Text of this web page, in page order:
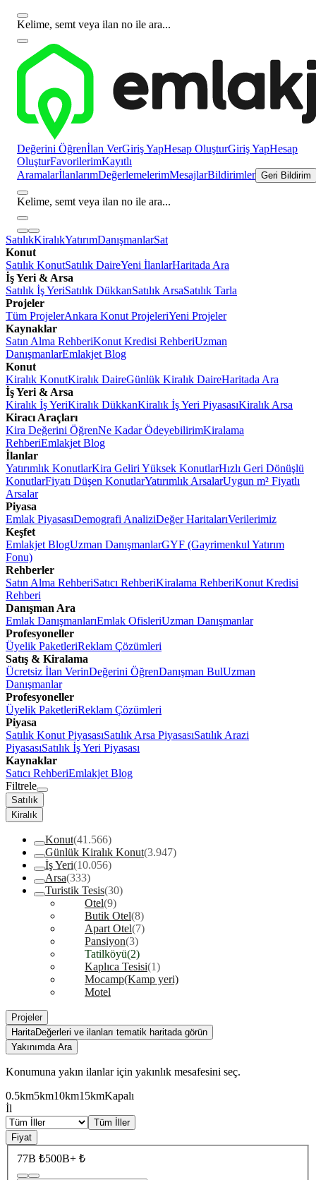
Kelime, semt veya ilan no ile ara...
Değerini Öğrenİlan VerGiriş YapHesap OluşturGiriş YapHesap
OluşturFavorilerimKayıtlı
AramalarİlanlarımDeğerlemelerimMesajlarBildirimler Geri Bildirim
Kelime, semt veya ilan no ile ara...
SatılıkKiralıkYatırımDanışmanlarSat
Konut
Satılık KonutSatılık DaireYeni İlanlarHaritada Ara
İş Yeri & Arsa
Satılık İş YeriSatılık DükkanSatılık ArsaSatılık Tarla
Projeler
Tüm ProjelerAnkara Konut ProjeleriYeni Projeler
Kaynaklar
Satın Alma RehberiKonut Kredisi RehberiUzman
DanışmanlarEmlakjet Blog
Konut
Kiralık KonutKiralık DaireGünlük Kiralık DaireHaritada Ara
İş Yeri & Arsa
Kiralık İş YeriKiralık DükkanKiralık İş Yeri PiyasasıKiralık Arsa
Kiracı Araçları
Kira Değerini ÖğrenNe Kadar ÖdeyebilirimKiralama
RehberiEmlakjet Blog
İlanlar
Yatırımlık KonutlarKira Geliri Yüksek KonutlarHızlı Geri Dönüşlü
KonutlarFiyatı Düşen KonutlarYatırımlık ArsalarUygun m² Fiyatlı
Arsalar
Piyasa
Emlak PiyasasıDemografi AnaliziDeğer HaritalarıVerilerimiz
Keşfet
Emlakjet BlogUzman DanışmanlarGYF (Gayrimenkul Yatırım
Fonu)
Rehberler
Satın Alma RehberiSatıcı RehberiKiralama RehberiKonut Kredisi
Rehberi
Danışman Ara
Emlak DanışmanlarıEmlak OfisleriUzman Danışmanlar
Profesyoneller
Üyelik PaketleriReklam Çözümleri
Satış & Kiralama
Ücretsiz İlan VerinDeğerini ÖğrenDanışman BulUzman
Danışmanlar
Profesyoneller
Üyelik PaketleriReklam Çözümleri
Piyasa
Satılık Konut PiyasasıSatılık Arsa PiyasasıSatılık Arazi
PiyasasıSatılık İş Yeri Piyasası
Kaynaklar
Satıcı RehberiEmlakjet Blog
Filtrele
Satılık
Kiralık
Konut(41.566)
Günlük Kiralık Konut(3.947)
İş Yeri(10.056)
Arsa(333)
Turistik Tesis(30)
Otel(9)
Butik Otel(8)
Apart Otel(7)
Pansiyon(3)
Tatilköyü(2)
Kaplıca Tesisi(1)
Mocamp(Kamp yeri)
Motel
Projeler
HaritaDeğerleri ve ilanları tematik haritada görün
Yakınımda Ara
Konumuna yakın ilanlar için yakınlık mesafesini seç.
0.5km5km10km15kmKapalı
İl
Tüm İller
Fiyat
77B ₺500B+ ₺